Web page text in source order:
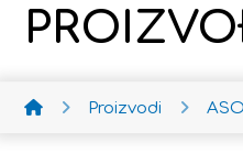
Proizvodi